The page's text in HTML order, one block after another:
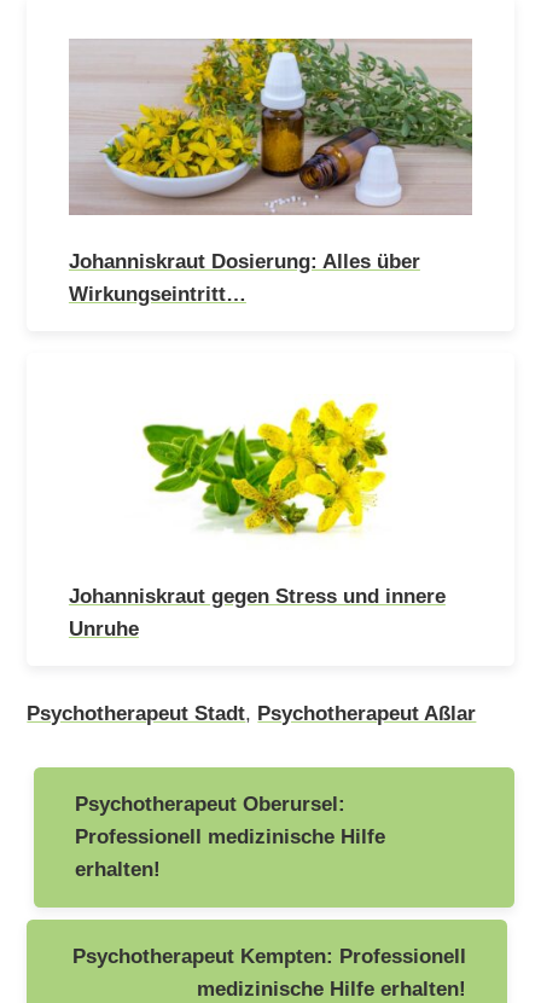
Johanniskraut Dosierung: Alles über
Wirkungseintritt…
Johanniskraut gegen Stress und innere
Unruhe
Psychotherapeut Stadt, Psychotherapeut Aßlar
Beitragsnavigation
Psychotherapeut Oberursel:
Professionell medizinische Hilfe
erhalten!
Psychotherapeut Kempten: Professionell
medizinische Hilfe erhalten!